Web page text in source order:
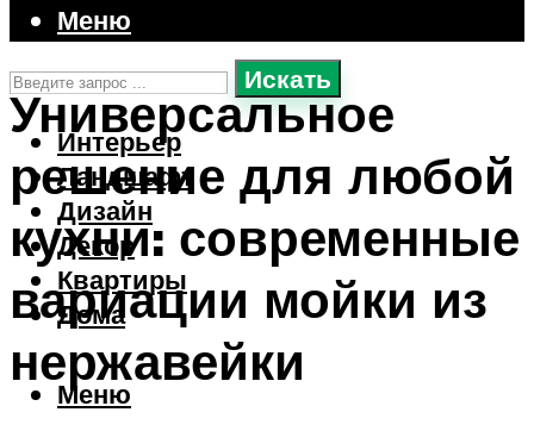
Искать
Интерьер
Ландшафт
Дизайн
Декор
Квартиры
Дома
Меню
Меню
Универсальное
решение для любой
кухни: современные
вариации мойки из
нержавейки